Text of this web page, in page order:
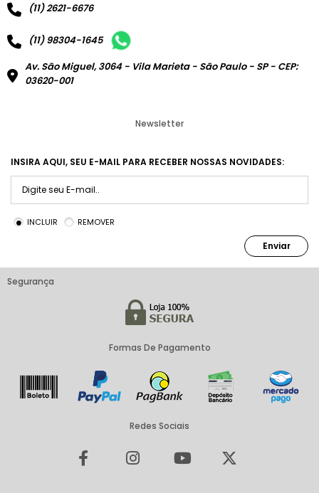
(11) 2621-6676
(11) 98304-1645
Av. São Miguel, 3064 - Vila Marieta - São Paulo - SP - CEP:
03620-001
Newsletter
INSIRA AQUI, SEU E-MAIL PARA RECEBER NOSSAS NOVIDADES:
INCLUIR REMOVER
Enviar
Segurança
Formas De Pagamento
Redes Sociais